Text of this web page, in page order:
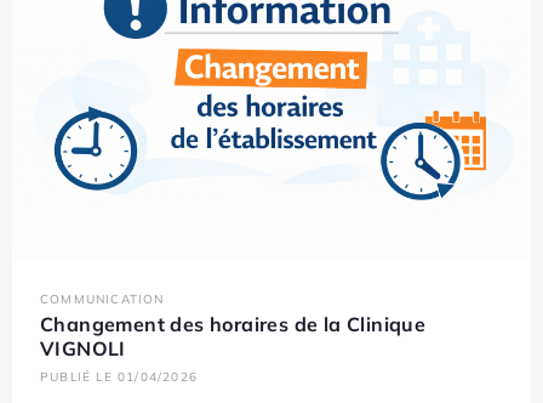
COMMUNICATION
Changement des horaires de la Clinique
VIGNOLI
PUBLIÉ LE 01/04/2026